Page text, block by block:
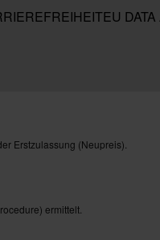
EU
Erstzulassung (Neupreis).
ermittelt.